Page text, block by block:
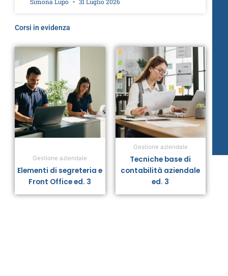
Corsi in evidenza
Gestione aziendale
Elementi di segreteria e
Front Office ed. 3
Gestione aziendale
Tecniche base di
contabilità aziendale
ed. 3